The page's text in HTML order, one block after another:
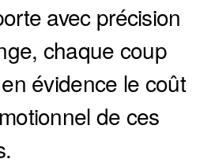
avec précision
chaque coup
évidence le coût
de ces